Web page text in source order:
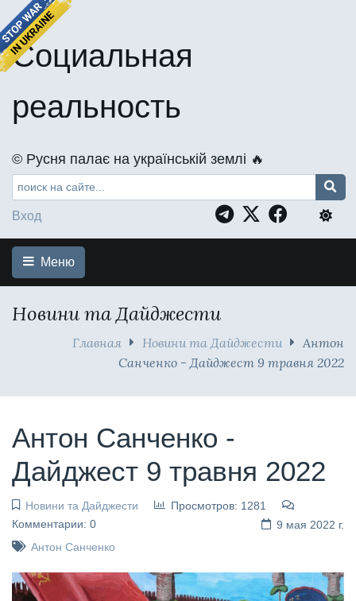
Социальная
реальность
©️ Русня палає на українській землі 🔥
Вход
Меню
Новини та Дайджести
Главная Новини та Дайджести
Антон
Санченко - Дайджест 9 травня 2022
Антон Санченко -
Дайджест 9 травня 2022
Новини та Дайджести
Просмотров: 1281
Комментарии: 0
9 мая 2022 г.
Антон Санченко